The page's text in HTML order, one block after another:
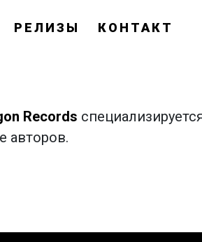
РЕЛИЗЫ КОНТАКТ
Records
авторов.